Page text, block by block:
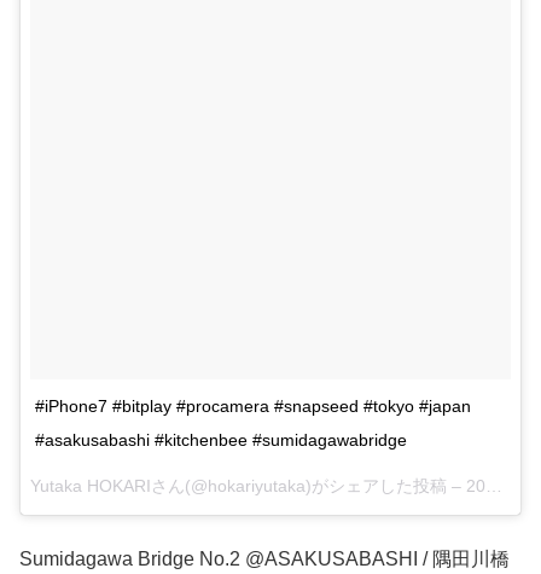
#iPhone7 #bitplay #procamera #snapseed #tokyo #japan
#asakusabashi #kitchenbee #sumidagawabridge
Yutaka HOKARIさん(@hokariyutaka)がシェアした投稿 – 2017 9月 9 8:29午後 PDT
Sumidagawa Bridge No.2 @ASAKUSABASHI / 隅田川橋